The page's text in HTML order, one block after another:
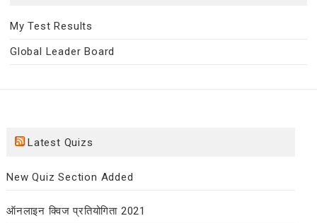
My Test Results
Global Leader Board
Latest Quizs
New Quiz Section Added
ऑनलाइन क्विज प्रतियोगिता 2021